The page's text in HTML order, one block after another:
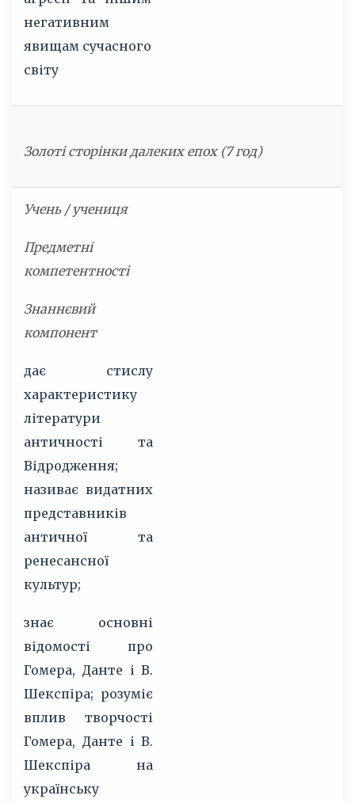
негативним
явищам сучасного
світу
Золоті сторінки далеких епох (7 год)
Учень / учениця
Предметні
компетентності
Знаннєвий
компонент
дає стислу
характеристику
літератури
античності та
Відродження;
називає видатних
представників
античної та
ренесансної
культур;
знає основні
відомості про
Гомера, Данте і В.
Шекспіра; розуміє
вплив творчості
Гомера, Данте і В.
Шекспіра на
українську